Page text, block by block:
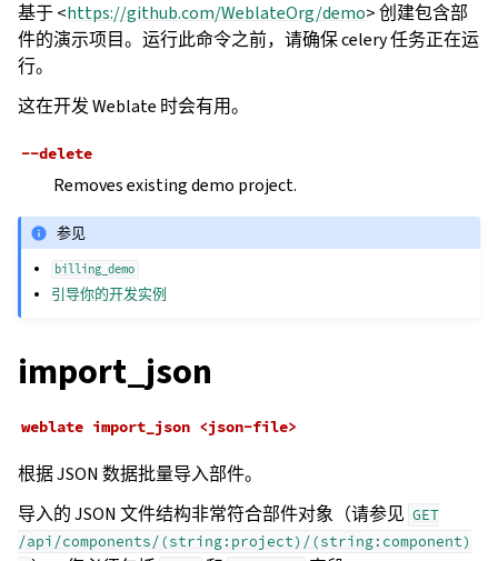
基于 <https://github.com/WeblateOrg/demo> 创建包含部
件的演示项目。运行此命令之前，请确保 celery 任务正在运
行。
这在开发 Weblate 时会有用。
--delete
Removes existing demo project.
参见
billing_demo
引导你的开发实例
import_json
weblate import_json <json-file>
根据 JSON 数据批量导入部件。
导入的 JSON 文件结构非常符合部件对象（请参见 GET
/api/components/(string:project)/(string:component)